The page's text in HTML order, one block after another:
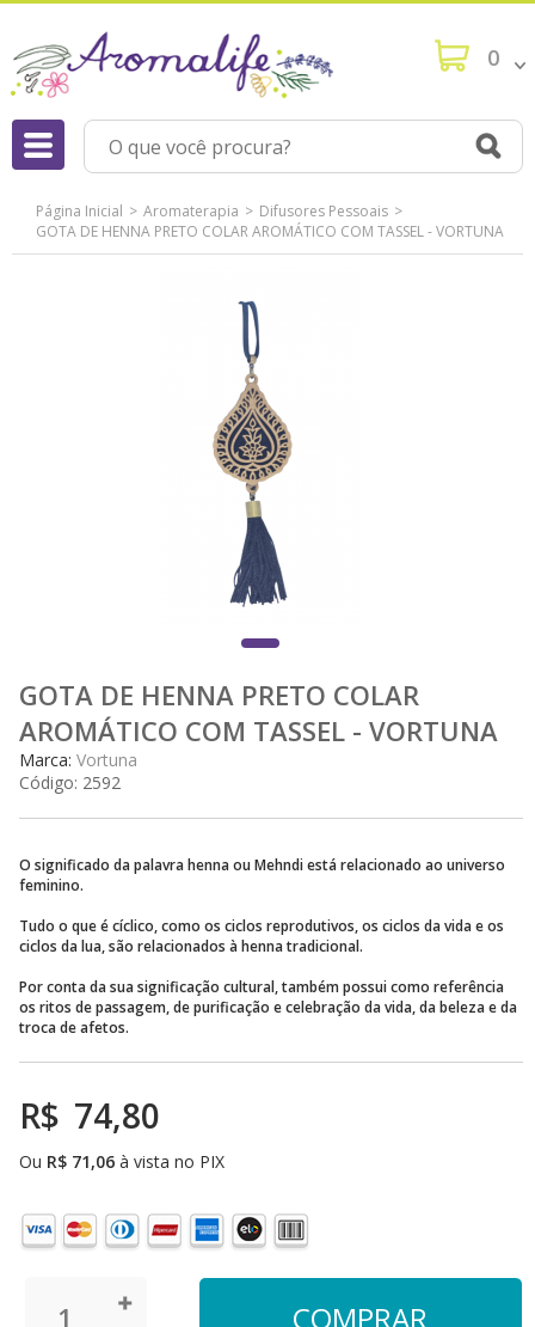
0
Página Inicial Aromaterapia
Difusores Pessoais
GOTA DE HENNA PRETO COLAR AROMÁTICO COM TASSEL - VORTUNA
GOTA DE HENNA PRETO COLAR
AROMÁTICO COM TASSEL - VORTUNA
Marca:Vortuna
Código: 2592
O significado da palavra henna ou Mehndi está relacionado ao universo
feminino.
Tudo o que é cíclico, como os ciclos reprodutivos, os ciclos da vida e os
ciclos da lua, são relacionados à henna tradicional.
Por conta da sua significação cultural, também possui como referência
os ritos de passagem, de purificação e celebração da vida, da beleza e da
troca de afetos.
R$ 74,80
Ou R$ 71,06 à vista no PIX